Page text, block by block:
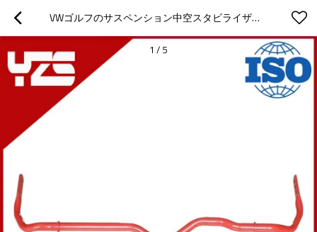
VWゴルフのサスペンション中空スタビライザーバー
1 / 5